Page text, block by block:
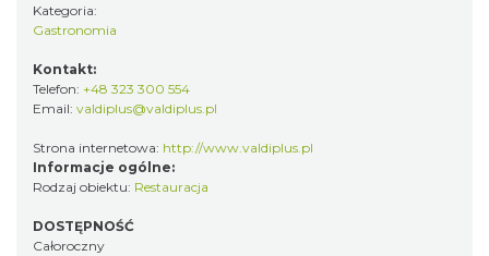
Kategoria:
Gastronomia
Kontakt:
Telefon: +48 323 300 554
Email: valdiplus@valdiplus.pl
Strona internetowa: http://www.valdiplus.pl
Informacje ogólne:
Rodzaj obiektu: Restauracja
DOSTĘPNOŚĆ
Całoroczny